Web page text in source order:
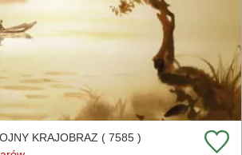
KRAJOBRAZ ( 7585 )